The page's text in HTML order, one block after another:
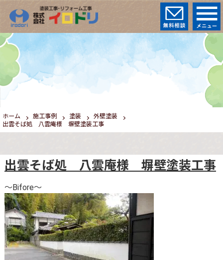
ホーム 施工事例 塗装
外壁塗装
出雲そば処 八雲庵様 塀壁塗装工事
出雲そば処 八雲庵様 塀壁塗装工事
～Bifore～